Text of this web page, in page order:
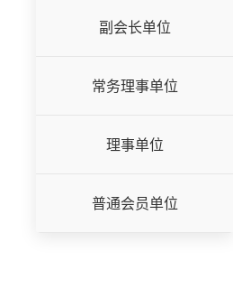
副会长单位
常务理事单位
理事单位
普通会员单位